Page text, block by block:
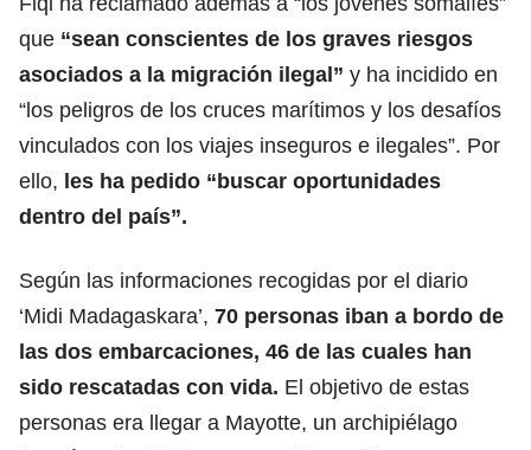
que “sean conscientes de los graves riesgos
asociados a la migración ilegal” y ha incidido en
“los peligros de los cruces marítimos y los desafíos
vinculados con los viajes inseguros e ilegales”. Por
ello, les ha pedido “buscar oportunidades
dentro del país”.
Según las informaciones recogidas por el diario
‘Midi Madagaskara’, 70 personas iban a bordo de
las dos embarcaciones, 46 de las cuales han
sido rescatadas con vida. El objetivo de estas
personas era llegar a Mayotte, un archipiélago